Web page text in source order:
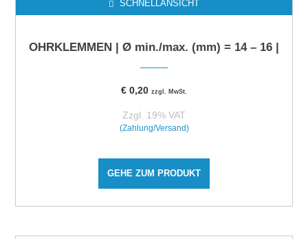
SCHNELLANSICHT
OHRKLEMMEN | Ø min./max. (mm) = 14 – 16 |
€ 0,20 zzgl. MwSt.
Zzgl. 19% VAT
(Zahlung/Versand)
GEHE ZUM PRODUKT